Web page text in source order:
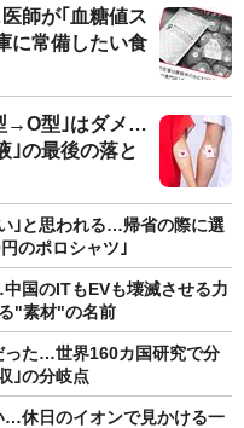
師が｢血糖値ス
に常備したい食
→O型｣はダメ…
｣の最後の落と
｣と思われる…帰省の際に選
のポロシャツ｣
国のITもEVも壊滅させる力
"素材"の名前
った…世界160カ国研究で分
｣の分岐点
…休日のイオンで見かける一